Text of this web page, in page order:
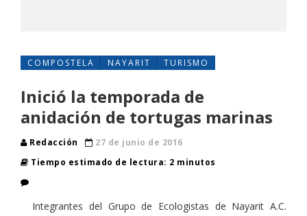
COMPOSTELA NAYARIT TURISMO
Inició la temporada de
anidación de tortugas marinas
Redacción
27 de junio de 2016
Tiempo estimado de lectura: 2 minutos
Integrantes del Grupo de Ecologistas de Nayarit A.C.